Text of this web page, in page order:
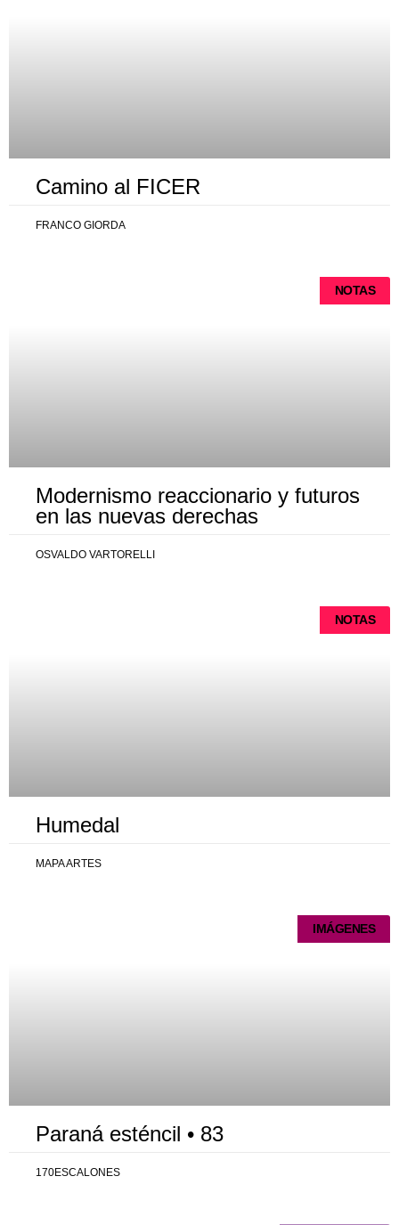
Camino al FICER
FRANCO GIORDA
NOTAS
Modernismo reaccionario y futuros
en las nuevas derechas
OSVALDO VARTORELLI
NOTAS
Humedal
MAPA ARTES
IMÁGENES
Paraná esténcil • 83
170ESCALONES